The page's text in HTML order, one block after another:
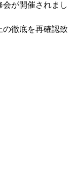
が開催されまし
の徹底を再確認致